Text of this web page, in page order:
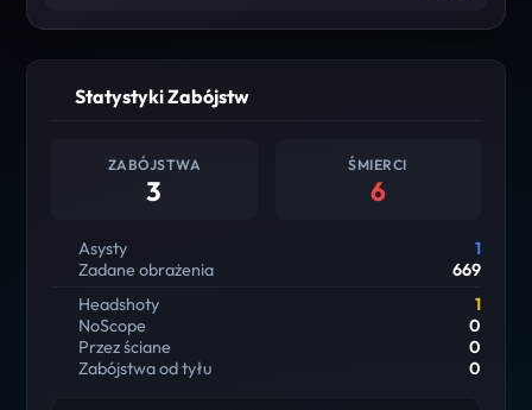
Statystyki Zabójstw
ZABÓJSTWA
3
ŚMIERCI
6
Asysty
1
Zadane obrażenia
669
Headshoty
1
NoScope
0
Przez ściane
0
Zabójstwa od tyłu
0